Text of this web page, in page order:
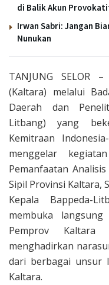
di Balik Akun
Irwan Sabri: Jangan
Nunukan
TANJUNG SELOR
(Kaltara) melalui
Daerah dan
Litbang) yang
Kemitraan
menggelar
Pemanfaatan
Sipil Provinsi Kaltara,
Kepala Bappeda-
membuka
Pemprov
menghadirkan
dari berbagai unsur
Kaltara.